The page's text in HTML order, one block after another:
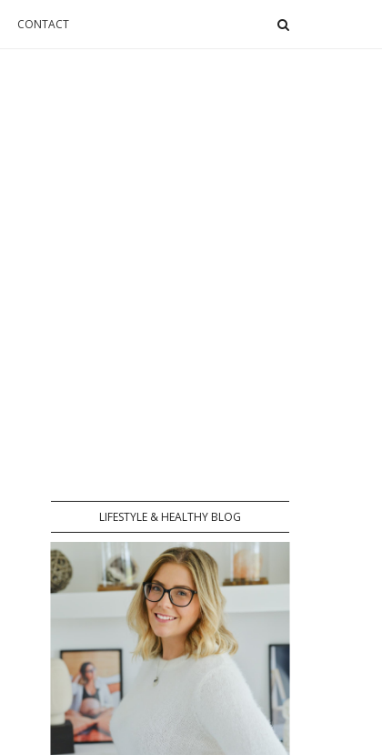
CONTACT
LIFESTYLE & HEALTHY BLOG